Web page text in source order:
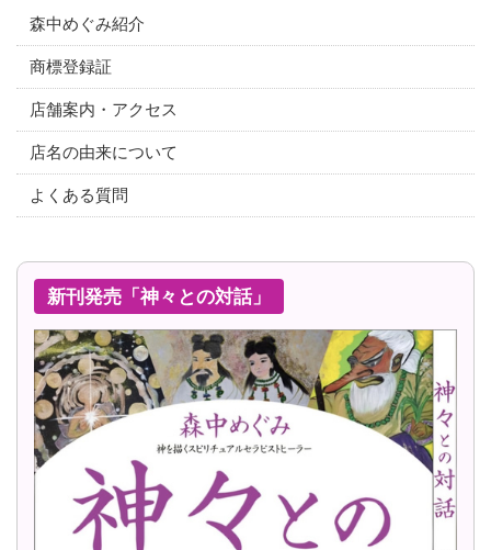
森中めぐみ紹介
商標登録証
店舗案内・アクセス
店名の由来について
よくある質問
新刊発売「神々との対話」